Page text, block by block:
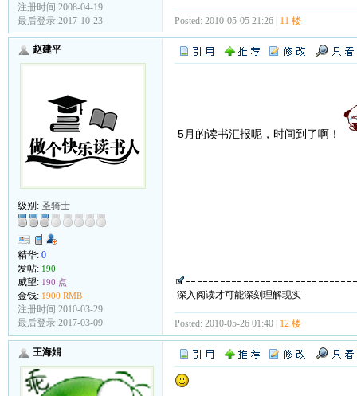
注册时间:2008-04-19
最后登录:2017-10-23
Posted: 2010-05-05 21:26 | 11 楼
赵建平
级别: 圣骑士
精华: 0
发帖: 190
威望: 190 点
金钱: 1900 RMB
注册时间:2010-03-29
最后登录:2017-03-09
5月的读书汇报呢，时间到了啊！
深入阅读才可能深刻理解现实
Posted: 2010-05-26 01:40 | 12 楼
王海娟